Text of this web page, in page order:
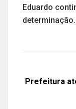
Eduardo
determinação.
Prefeitura